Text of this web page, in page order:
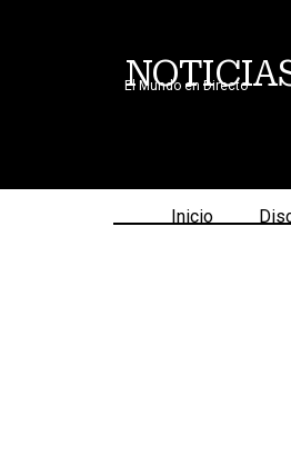
El Mundo en Directo
Inicio